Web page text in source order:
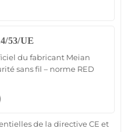
53/UE
du fabricant Meian
sans fil – norme RED
de la directive CE et